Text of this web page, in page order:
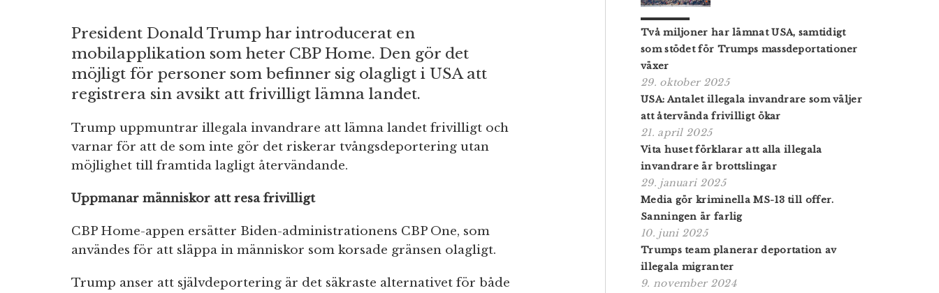
President Donald Trump har introducerat en
mobilapplikation som heter CBP Home. Den gör det
möjligt för personer som befinner sig olagligt i USA att
registrera sin avsikt att frivilligt lämna landet.
Trump uppmuntrar illegala invandrare att lämna landet frivilligt och
varnar för att de som inte gör det riskerar tvångsdeportering utan
möjlighet till framtida lagligt återvändande.
Uppmanar människor att resa frivilligt
CBP Home-appen ersätter Biden-administrationens CBP One, som
användes för att släppa in människor som korsade gränsen olagligt.
Trump anser att självdeportering är det säkraste alternativet för både
Två miljoner har lämnat USA, samtidigt
som stödet för Trumps massdeportationer
växer
29. oktober 2025
USA: Antalet illegala invandrare som väljer
att återvända frivilligt ökar
21. april 2025
Vita huset förklarar att alla illegala
invandrare är brottslingar
29. januari 2025
Media gör kriminella MS-13 till offer.
Sanningen är farlig
10. juni 2025
Trumps team planerar deportation av
illegala migranter
9. november 2024